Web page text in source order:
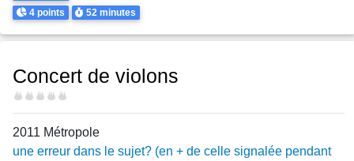
Points
4 points Durée
52 minutes
Concert de violons
Difficulté
2011 Métropole
une erreur dans le sujet? (en + de celle signalée pendant